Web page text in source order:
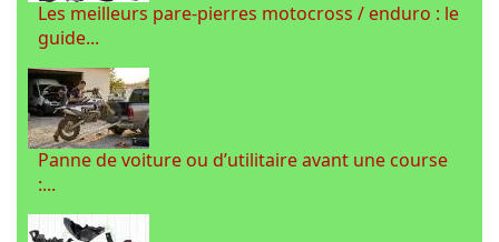
Les meilleurs pare-pierres motocross / enduro : le
guide...
Panne de voiture ou d’utilitaire avant une course
:...